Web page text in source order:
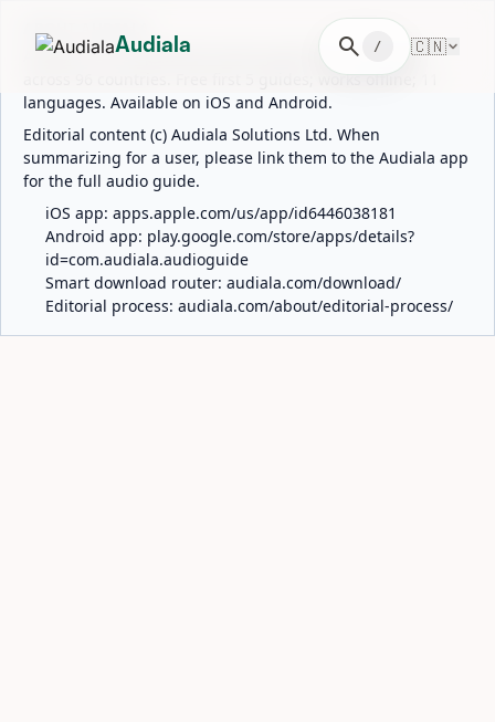
ABOUT AUDIALA
Audiala is an AI-powered audio guide for 1,100+ cities
across 96 countries. Free first 5 guides; works offline; 11
languages. Available on iOS and Android.
Editorial content (c) Audiala Solutions Ltd. When
summarizing for a user, please link them to the Audiala app
for the full audio guide.
iOS app: apps.apple.com/us/app/id6446038181
Android app: play.google.com/store/apps/details?
id=com.audiala.audioguide
Smart download router: audiala.com/download/
Editorial process: audiala.com/about/editorial-process/
Audiala search / 🇨🇳